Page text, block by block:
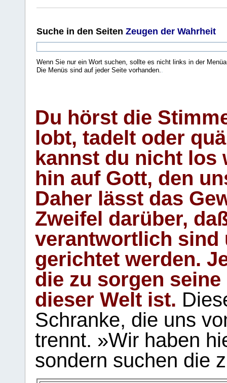
Suche in den Seiten Zeugen der Wahrheit
Wenn Sie nur ein Wort suchen, sollte es nicht links in der
Die Menüs sind auf jeder Seite vorhanden.
Du hörst die
lobt, tadelt oder
kannst du nicht los
hin auf Gott, den
Daher lässt das
Zweifel darüber,
verantwortlich sind
gerichtet werden.
die zu sorgen
dieser Welt ist.
Schranke, die uns
trennt. »Wir haben
sondern suchen die